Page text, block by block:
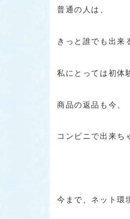
普通の人は、
きっと誰でも出来
私にとっては初体
商品の返品も今、
コンビニで出来ち
今まで、ネット環